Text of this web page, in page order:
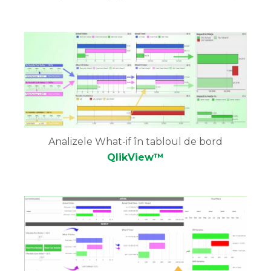
Analizele What-if în tabloul de bord
QlikView™